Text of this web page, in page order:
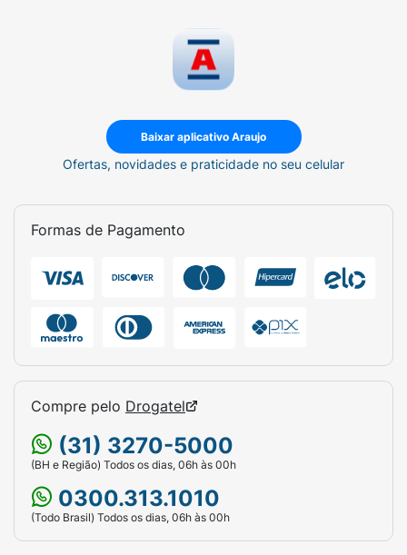
Baixar aplicativo Araujo
Ofertas, novidades e praticidade no seu celular
Formas de Pagamento
Compre pelo Drogatel
(31) 3270-5000
(BH e Região) Todos os dias, 06h às 00h
0300.313.1010
(Todo Brasil) Todos os dias, 06h às 00h